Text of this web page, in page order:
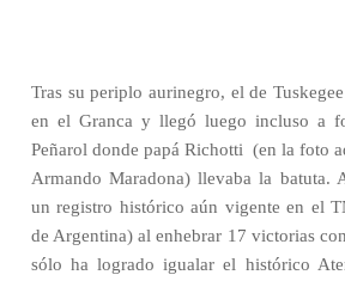
Tras su periplo aurinegro, el de
en el Granca y llegó luego incluso a
Peñarol donde papá Richotti (en la foto
Armando Maradona) llevaba la batuta.
un registro histórico aún vigente en el
de Argentina) al enhebrar 17 victorias
sólo ha logrado igualar el histórico